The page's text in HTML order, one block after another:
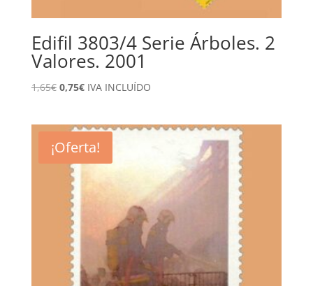
Edifil 3803/4 Serie Árboles. 2
Valores. 2001
1,65€ El
era:
1,65€.
0,75€El
es:
0,75€.
IVA INCLUÍDO
¡Oferta!